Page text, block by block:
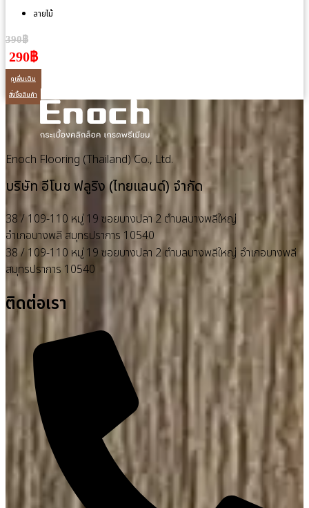
ลายไม้
390฿
290฿
ดูเพิ่มเติม
สั่งซื้อสินค้า
Enoch Flooring (Thailand) Co., Ltd.
บริษัท อีโนช ฟลูริง (ไทยแลนด์) จำกัด
38 / 109-110 หมู่ 19 ซอยบางปลา 2 ตำบลบางพลีใหญ่
อำเภอบางพลี สมุทรปราการ 10540
38 / 109-110 หมู่ 19 ซอยบางปลา 2 ตำบลบางพลีใหญ่ อำเภอบางพลี
สมุทรปราการ 10540
ติดต่อเรา